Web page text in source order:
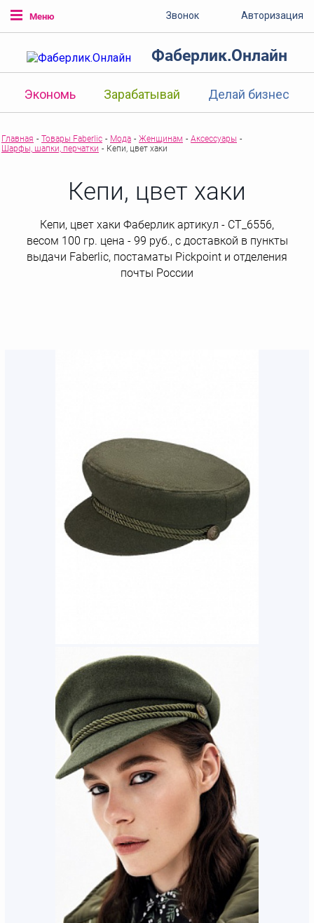
Меню Звонок Авторизация
Фаберлик.Онлайн
Экономь Зарабатывай Делай бизнес
Главная - Товары Faberlic - Мода - Женщинам - Аксессуары -
Шарфы, шапки, перчатки - Кепи, цвет хаки
Кепи, цвет хаки
Кепи, цвет хаки Фаберлик артикул - СТ_6556,
весом 100 гр. цена - 99 руб., с доставкой в пункты
выдачи Faberlic, постаматы Рickpoint и отделения
почты России